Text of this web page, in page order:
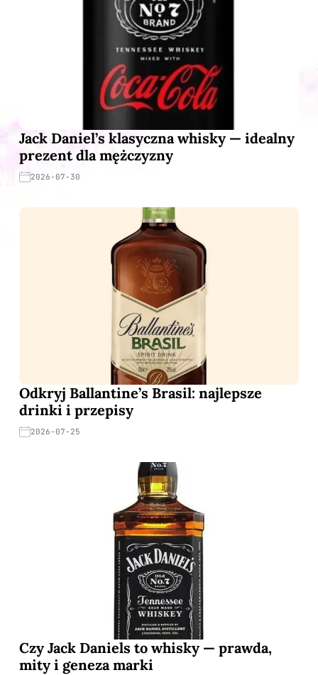
Jack Daniel’s klasyczna whisky — idealny
prezent dla mężczyzny
2026-07-30
Odkryj Ballantine’s Brasil: najlepsze
drinki i przepisy
2026-07-25
Czy Jack Daniels to whisky — prawda,
mity i geneza marki